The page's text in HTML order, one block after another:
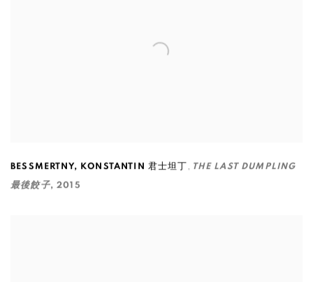
BESSMERTNY, KONSTANTIN 君士坦丁 , THE LAST DUMPLING
最後餃子,2015